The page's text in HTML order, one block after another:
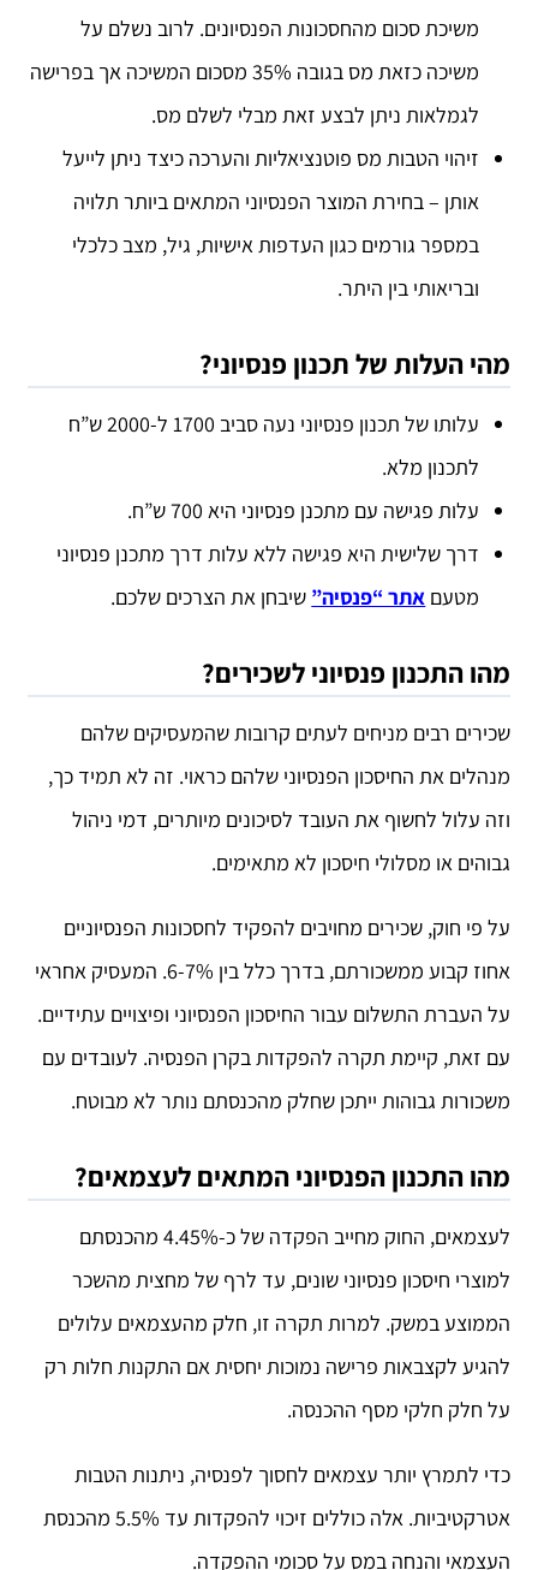
משיכת סכום מהחסכונות הפנסיונים. לרוב נשלם על
משיכה כזאת מס בגובה 35% מסכום המשיכה אך בפרישה
לגמלאות ניתן לבצע זאת מבלי לשלם מס.
זיהוי הטבות מס פוטנציאליות והערכה כיצד ניתן לייעל
אותן – בחירת המוצר הפנסיוני המתאים ביותר תלויה
במספר גורמים כגון העדפות אישיות, גיל, מצב כלכלי
ובריאותי בין היתר.
מהי העלות של תכנון פנסיוני?
עלותו של תכנון פנסיוני נעה סביב 1700 ל-2000 ש”ח
לתכנון מלא.
עלות פגישה עם מתכנן פנסיוני היא 700 ש”ח.
דרך שלישית היא פגישה ללא עלות דרך מתכנן פנסיוני
מטעם אתר “פנסיה” שיבחן את הצרכים שלכם.
מהו התכנון פנסיוני לשכירים?
שכירים רבים מניחים לעתים קרובות שהמעסיקים שלהם
מנהלים את החיסכון הפנסיוני שלהם כראוי. זה לא תמיד כך,
וזה עלול לחשוף את העובד לסיכונים מיותרים, דמי ניהול
גבוהים או מסלולי חיסכון לא מתאימים.
על פי חוק, שכירים מחויבים להפקיד לחסכונות הפנסיוניים
אחוז קבוע ממשכורתם, בדרך כלל בין 6-7%. המעסיק אחראי
על העברת התשלום עבור החיסכון הפנסיוני ופיצויים עתידיים.
עם זאת, קיימת תקרה להפקדות בקרן הפנסיה. לעובדים עם
משכורות גבוהות ייתכן שחלק מהכנסתם נותר לא מבוטח.
מהו התכנון הפנסיוני המתאים לעצמאים?
לעצמאים, החוק מחייב הפקדה של כ-4.45% מהכנסתם
למוצרי חיסכון פנסיוני שונים, עד לרף של מחצית מהשכר
הממוצע במשק. למרות תקרה זו, חלק מהעצמאים עלולים
להגיע לקצבאות פרישה נמוכות יחסית אם התקנות חלות רק
על חלק חלקי מסף ההכנסה.
כדי לתמרץ יותר עצמאים לחסוך לפנסיה, ניתנות הטבות
אטרקטיביות. אלה כוללים זיכוי להפקדות עד 5.5% מהכנסת
העצמאי והנחה במס על סכומי ההפקדה.